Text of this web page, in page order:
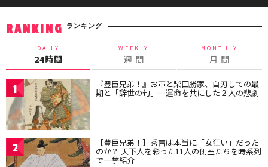
RANKING ランキング
DAILY
24時間
WEEKLY
週 間
MONTHLY
月 間
1 『豊臣兄弟！』お市と柴田勝家、自刃しての最
期と「辞世の句」…運命を共にした２人の悲劇
2 【豊臣兄弟！】秀吉は本当に「女狂い」だった
のか？ 天下人を彩った11人の側室たちを時系列
で一挙紹介